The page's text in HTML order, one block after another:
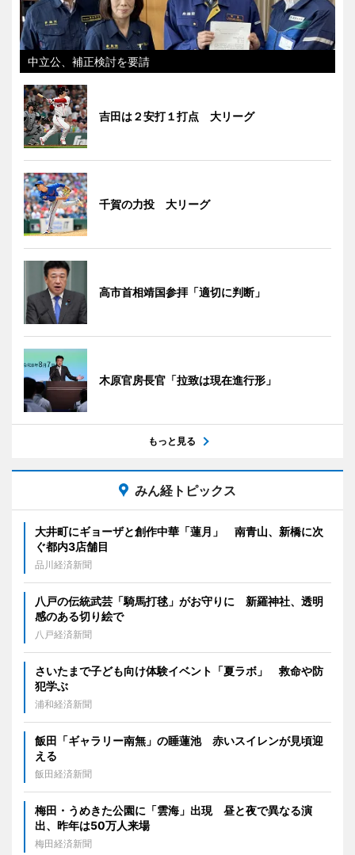
中立公、補正検討を要請
吉田は２安打１打点 大リーグ
千賀の力投 大リーグ
高市首相靖国参拝「適切に判断」
木原官房長官「拉致は現在進行形」
もっと見る
みん経トピックス
大井町にギョーザと創作中華「蓮月」 南青山、新橋に次
ぐ都内3店舗目
品川経済新聞
八戸の伝統武芸「騎馬打毬」がお守りに 新羅神社、透明
感のある切り絵で
八戸経済新聞
さいたまで子ども向け体験イベント「夏ラボ」 救命や防
犯学ぶ
浦和経済新聞
飯田「ギャラリー南無」の睡蓮池 赤いスイレンが見頃迎
える
飯田経済新聞
梅田・うめきた公園に「雲海」出現 昼と夜で異なる演
出、昨年は50万人来場
梅田経済新聞